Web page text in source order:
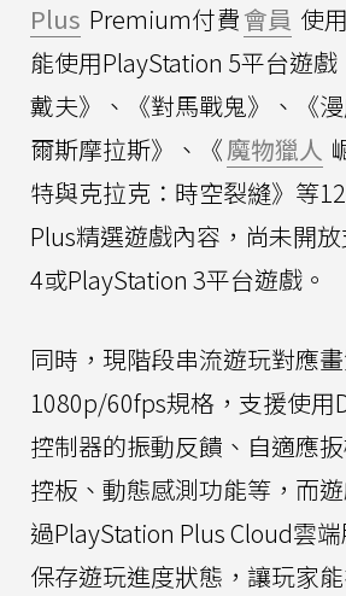
Plus Premium付費會員 使
能使用PlayStation 5平台遊
戴夫》、《對馬戰鬼》、《
爾斯摩拉斯》、《魔物獵人
特與克拉克：時空裂縫》等
Plus精選遊戲內容，尚未開
4或PlayStation 3平台遊戲。
同時，現階段串流遊玩對應
1080p/60fps規格，支援使用
控制器的振動反饋、自適應
控板、動態感測功能等，而
過PlayStation Plus Cloud雲
保存遊玩進度狀態，讓玩家